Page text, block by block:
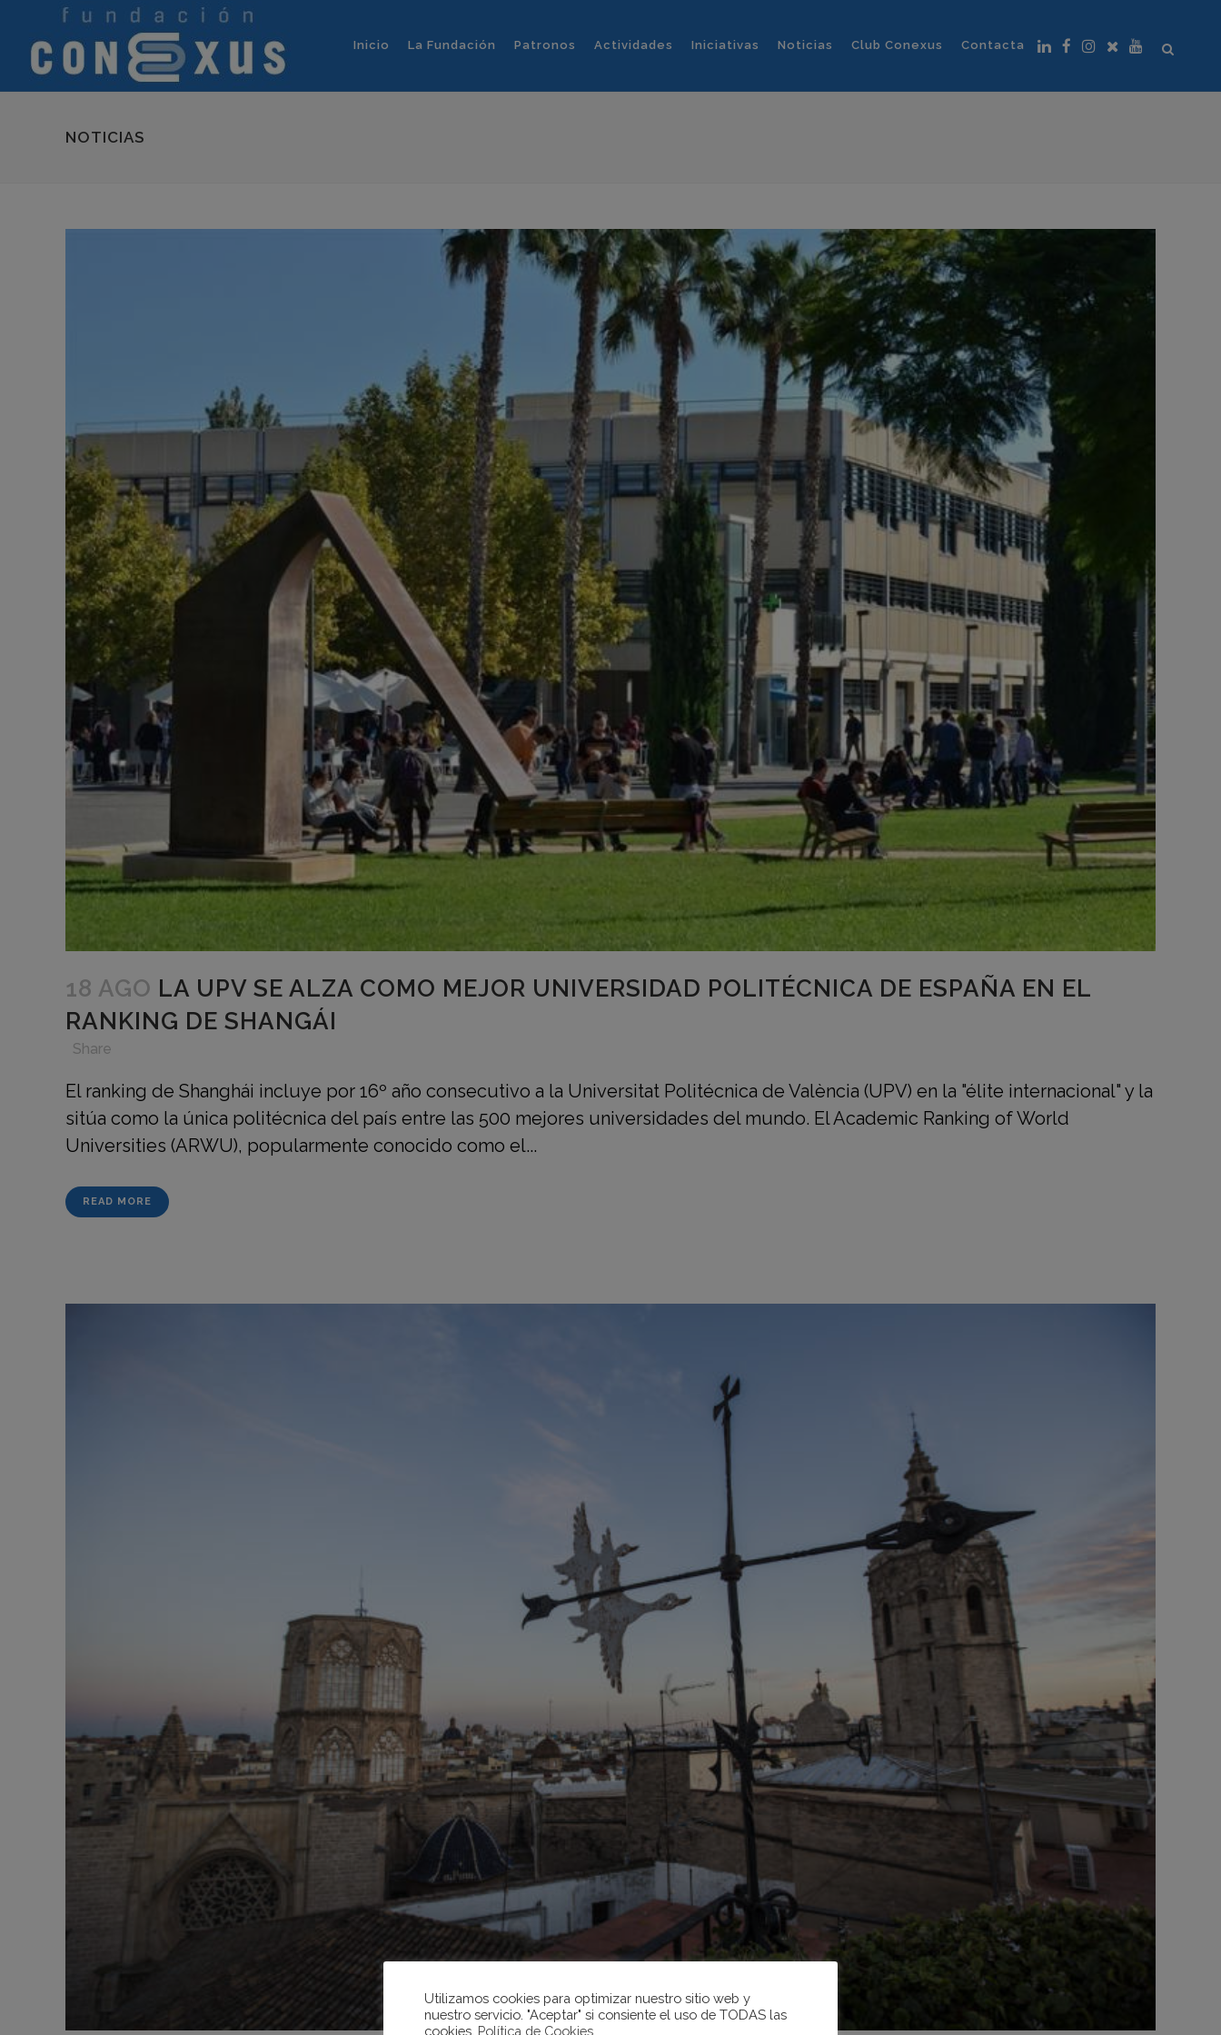
Inicio La Fundación Patronos Actividades Iniciativas Noticias Club Conexus Contacta
NOTICIAS
18 AGO LA UPV SE ALZA COMO MEJOR UNIVERSIDAD POLITÉCNICA DE ESPAÑA EN EL
RANKING DE SHANGÁI
Share
El ranking de Shanghái incluye por 16º año consecutivo a la Universitat Politécnica de València (UPV) en la "élite internacional" y la
sitúa como la única politécnica del país entre las 500 mejores universidades del mundo. El Academic Ranking of World
Universities (ARWU), popularmente conocido como el...
READ MORE
Utilizamos cookies para optimizar nuestro sitio web y
nuestro servicio. "Aceptar" si consiente el uso de TODAS las
cookies. Política de Cookies